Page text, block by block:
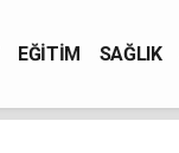
EĞİTİM SAĞLIK